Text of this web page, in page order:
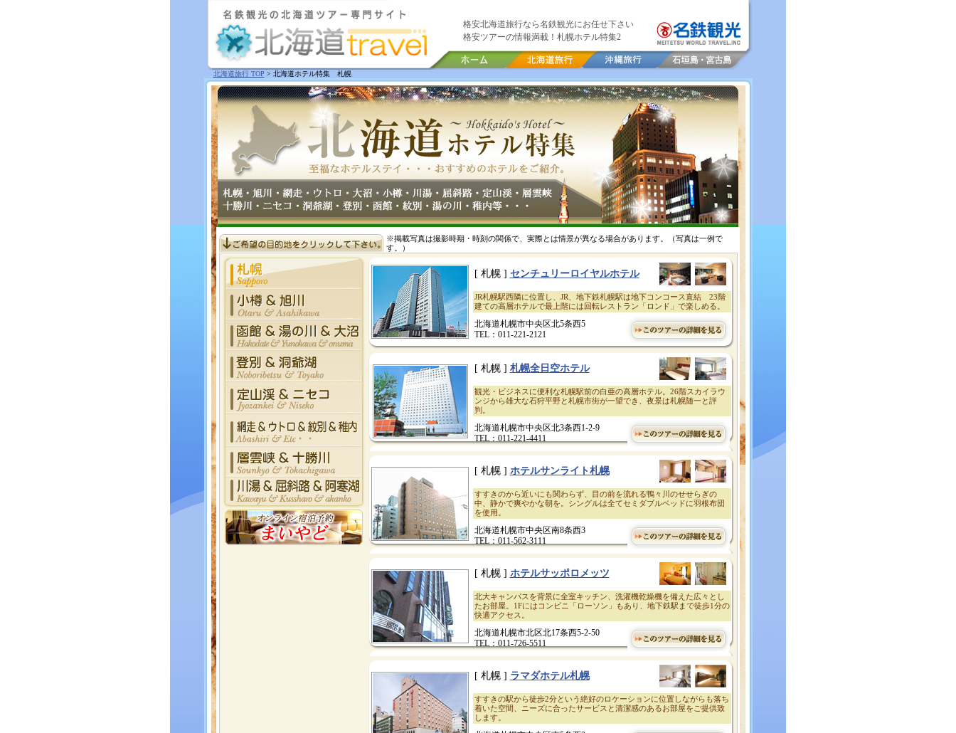
格安北海道旅行なら名鉄観光にお任せ下さい
格安ツアーの情報満載！札幌ホテル特集2
北海道旅行 TOP > 北海道ホテル特集 札幌
※掲載写真は撮影時期・時刻の関係で、実際とは情景が異なる場合があります。（写真は一例で
す。）
[ 札幌 ] センチュリーロイヤルホテル
JR札幌駅西隣に位置し、JR、地下鉄札幌駅は地下コンコース直結 23階
建ての高層ホテルで最上階には回転レストラン「ロンド」で楽しめる。
北海道札幌市中央区北5条西5
TEL：011-221-2121
[ 札幌 ] 札幌全日空ホテル
観光・ビジネスに便利な札幌駅前の白亜の高層ホテル。26階スカイラウ
ンジから雄大な石狩平野と札幌市街が一望でき、夜景は札幌随一と評
判。
北海道札幌市中央区北3条西1-2-9
TEL：011-221-4411
[ 札幌 ] ホテルサンライト札幌
すすきのから近いにも関わらず、目の前を流れる鴨々川のせせらぎの
中、静かで爽やかな朝を。シングルは全てセミダブルベッドに羽根布団
を使用。
北海道札幌市中央区南8条西3
TEL：011-562-3111
[ 札幌 ] ホテルサッポロメッツ
北大キャンパスを背景に全室キッチン、洗濯機乾燥機を備えた広々とし
たお部屋。1Fにはコンビニ「ローソン」もあり、地下鉄駅まで徒歩1分の
快適アクセス。
北海道札幌市北区北17条西5-2-50
TEL：011-726-5511
[ 札幌 ] ラマダホテル札幌
すすきの駅から徒歩2分という絶好のロケーションに位置しながらも落ち
着いた空間、ニーズに合ったサービスと清潔感のあるお部屋をご提供致
します。